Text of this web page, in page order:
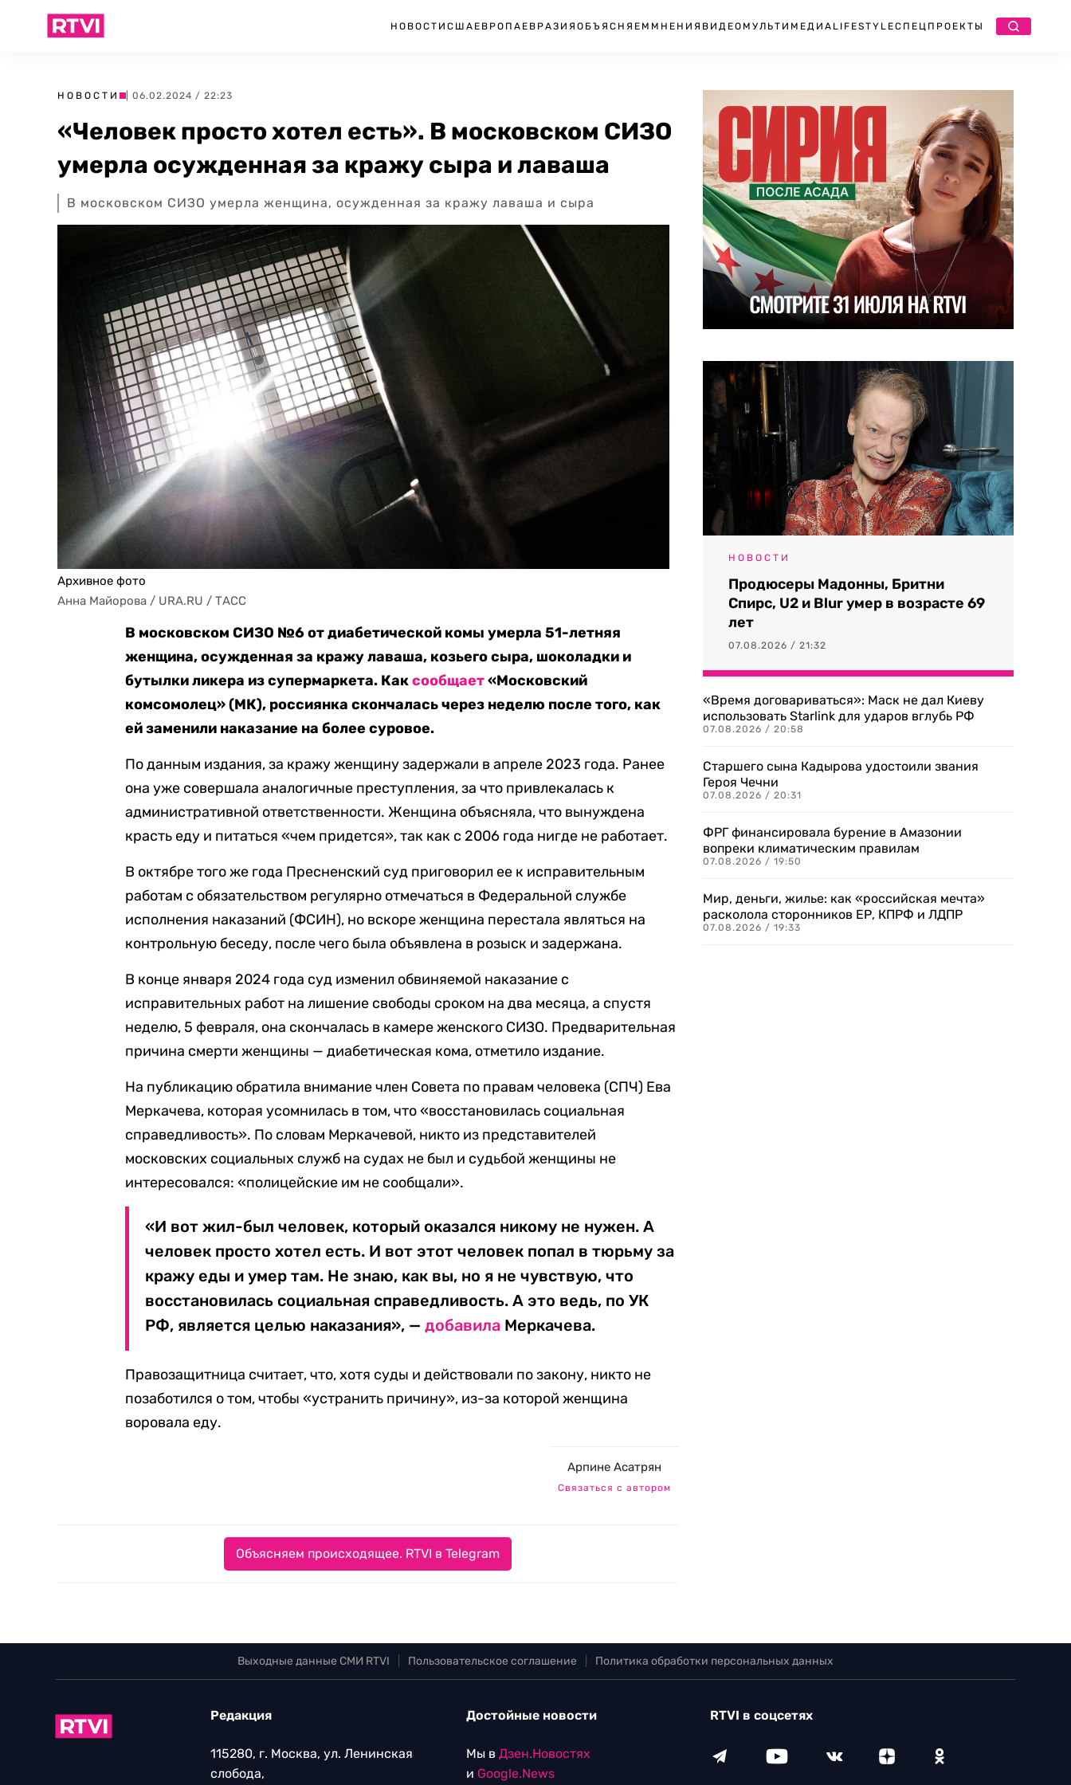
НОВОСТИ США ЕВРОПА ЕВРАЗИЯ ОБЪЯСНЯЕМ МНЕНИЯ ВИДЕО МУЛЬТИМЕДИА LIFESTYLEСПЕЦПРОЕКТЫ
НОВОСТИ | 06.02.2024 / 22:23
«Человек просто хотел есть». В московском СИЗО
умерла осужденная за кражу сыра и лаваша
В московском СИЗО умерла женщина, осужденная за кражу лаваша и сыра
Архивное фото
Анна Майорова / URA.RU / ТАСС
В московском СИЗО №6 от диабетической комы умерла51-летняя
женщина, осужденная за кражу лаваша, козьего сыра, шоколадки и
бутылки ликера из супермаркета. Как сообщает«Московский
комсомолец» (МК), россиянка скончалась через неделю после того, как
ей заменили наказание на более суровое.
По данным издания, за кражу женщину задержали в апреле 2023 года. Ранее
она уже совершала аналогичные преступления, за что привлекалась к
административной ответственности. Женщина объясняла, что вынуждена
красть еду и питаться «чем придется», так как с 2006 года нигде не работает.
В октябре того же года Пресненский суд приговорил ее к исправительным
работам с обязательством регулярно отмечаться в Федеральной службе
исполнения наказаний (ФСИН), но вскоре женщина перестала являться на
контрольную беседу, после чего была объявлена в розыск и задержана.
В конце января 2024 года суд изменил обвиняемой наказание с
исправительных работ на лишение свободы сроком на два месяца, а спустя
неделю, 5 февраля, она скончалась в камере женского СИЗО. Предварительная
причина смерти женщины — диабетическая кома, отметило издание.
На публикацию обратила внимание член Совета по правам человека (СПЧ) Ева
Меркачева, которая усомнилась в том, что «восстановилась социальная
справедливость». По словам Меркачевой, никто из представителей
московских социальных служб на судах не был и судьбой женщины не
интересовался: «полицейские им не сообщали».
«И вот жил-был человек, который оказался никому не нужен. А
человек просто хотел есть. И вот этот человек попал в тюрьму за
кражу еды и умер там. Не знаю, как вы, но я не чувствую, что
восстановилась социальная справедливость. А это ведь, по УК
РФ, является целью наказания», —добавила Меркачева.
Правозащитница считает, что, хотя суды и действовали по закону, никто не
позаботился о том, чтобы «устранить причину», из-за которой женщина
воровала еду.
Арпине Асатрян
Связаться с автором
Объясняем происходящее. RTVI в Telegram
НОВОСТИ
Продюсеры Мадонны, Бритни
Спирс, U2 и Blur умер в возрасте 69
лет
07.08.2026 / 21:32
«Время договариваться»: Маск не дал Киеву
использовать Starlink для ударов вглубь РФ
07.08.2026 / 20:58
Старшего сына Кадырова удостоили звания
Героя Чечни
07.08.2026 / 20:31
ФРГ финансировала бурение в Амазонии
вопреки климатическим правилам
07.08.2026 / 19:50
Мир, деньги, жилье: как «российская мечта»
расколола сторонников ЕР, КПРФ и ЛДПР
07.08.2026 / 19:33
Выходные данные СМИ RTVI Пользовательское соглашение Политика обработки персональных данных
Редакция
115280, г. Москва, ул. Ленинская
слобода,
Достойные новости
Мы в Дзен.Новостях
и Google.News
RTVI в соцсетях